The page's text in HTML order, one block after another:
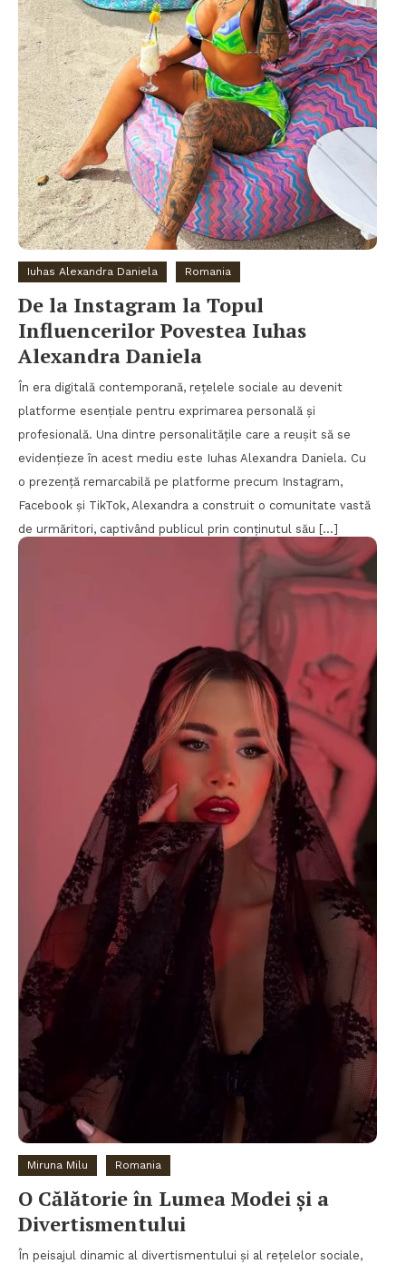
Iuhas Alexandra Daniela Romania
De la Instagram la Topul
Influencerilor Povestea Iuhas
Alexandra Daniela
În era digitală contemporană, rețelele sociale au devenit
platforme esențiale pentru exprimarea personală și
profesională. Una dintre personalitățile care a reușit să se
evidențieze în acest mediu este Iuhas Alexandra Daniela. Cu
o prezență remarcabilă pe platforme precum Instagram,
Facebook și TikTok, Alexandra a construit o comunitate vastă
de urmăritori, captivând publicul prin conținutul său […]
Miruna Milu Romania
O Călătorie în Lumea Modei și a
Divertismentului
În peisajul dinamic al divertismentului și al rețelelor sociale,